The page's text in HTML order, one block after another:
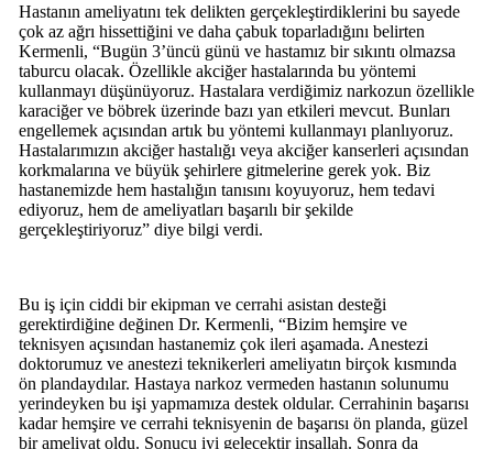
Hastanın ameliyatını tek delikten gerçekleştirdiklerini bu sayede
çok az ağrı hissettiğini ve daha çabuk toparladığını belirten
Kermenli, “Bugün 3’üncü günü ve hastamız bir sıkıntı olmazsa
taburcu olacak. Özellikle akciğer hastalarında bu yöntemi
kullanmayı düşünüyoruz. Hastalara verdiğimiz narkozun özellikle
karaciğer ve böbrek üzerinde bazı yan etkileri mevcut. Bunları
engellemek açısından artık bu yöntemi kullanmayı planlıyoruz.
Hastalarımızın akciğer hastalığı veya akciğer kanserleri açısından
korkmalarına ve büyük şehirlere gitmelerine gerek yok. Biz
hastanemizde hem hastalığın tanısını koyuyoruz, hem tedavi
ediyoruz, hem de ameliyatları başarılı bir şekilde
gerçekleştiriyoruz” diye bilgi verdi.
Bu iş için ciddi bir ekipman ve cerrahi asistan desteği
gerektirdiğine değinen Dr. Kermenli, “Bizim hemşire ve
teknisyen açısından hastanemiz çok ileri aşamada. Anestezi
doktorumuz ve anestezi teknikerleri ameliyatın birçok kısmında
ön plandaydılar. Hastaya narkoz vermeden hastanın solunumu
yerindeyken bu işi yapmamıza destek oldular. Cerrahinin başarısı
kadar hemşire ve cerrahi teknisyenin de başarısı ön planda, güzel
bir ameliyat oldu. Sonucu iyi gelecektir inşallah. Sonra da